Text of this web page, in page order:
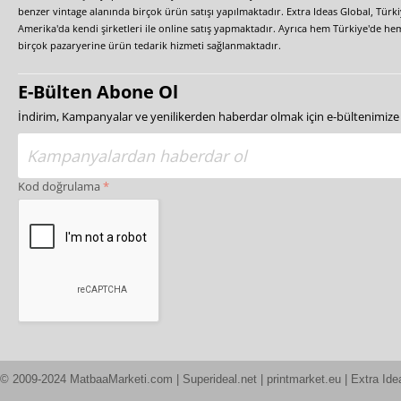
benzer vintage alanında birçok ürün satışı yapılmaktadır. Extra Ideas Global,
Amerika'da kendi şirketleri ile online satış yapmaktadır. Ayrıca hem Türkiye'de
birçok pazaryerine ürün tedarik hizmeti sağlanmaktadır.
E-Bülten Abone Ol
İndirim, Kampanyalar ve yenilikerden haberdar olmak için e-
Kod doğrulama
© 2009-2024 MatbaaMarketi.com | Superideal.net | printmarket.eu | Extra